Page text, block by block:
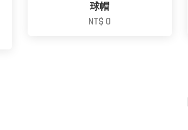
球帽
NT$ 0